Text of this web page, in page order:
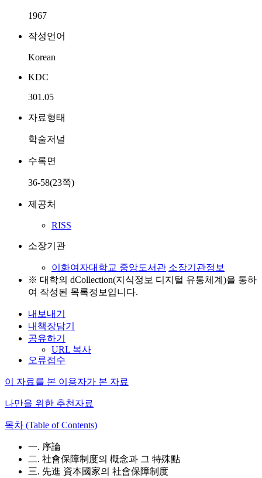
1967
작성언어
Korean
KDC
301.05
자료형태
학술저널
수록면
36-58(23쪽)
제공처
RISS
소장기관
이화여자대학교 중앙도서관 소장기관정보
※ 대학의 dCollection(지식정보 디지털 유통체계)을 통하
여 작성된 목록정보입니다.
내보내기
내책장담기
공유하기
URL 복사
오류접수
이 자료를 본 이용자가 본 자료
나만을 위한 추천자료
목차 (Table of Contents)
一. 序論
二. 社會保障制度의 槪念과 그 特殊點
三. 先進 資本國家의 社會保障制度